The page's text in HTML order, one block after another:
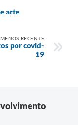
arte
RECENTE
por covid-
19